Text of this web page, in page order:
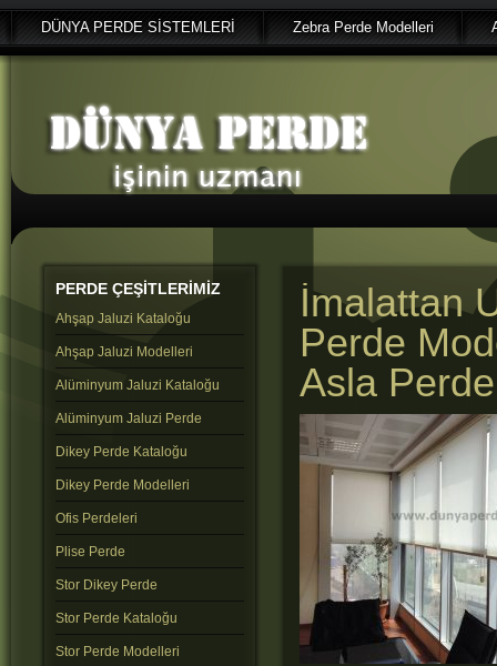
DÜNYA PERDE SİSTEMLERİ Zebra Perde Modelleri
İmalattan
Perde
Asla Perde
PERDE ÇEŞİTLERİMİZ
Ahşap Jaluzi Kataloğu
Ahşap Jaluzi Modelleri
Alüminyum Jaluzi Kataloğu
Alüminyum Jaluzi Perde
Dikey Perde Kataloğu
Dikey Perde Modelleri
Ofis Perdeleri
Plise Perde
Stor Dikey Perde
Stor Perde Kataloğu
Stor Perde Modelleri